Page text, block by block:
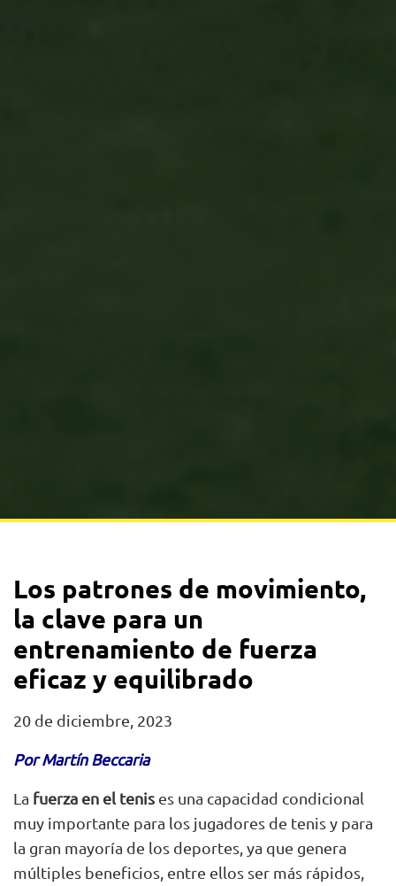
Los patrones de movimiento,
la clave para un
entrenamiento de fuerza
eficaz y equilibrado
20 de diciembre, 2023
Por Martín Beccaria
La fuerza en el tenis es una capacidad condicional
muy importante para los jugadores de tenis y para
la gran mayoría de los deportes, ya que genera
múltiples beneficios, entre ellos ser más rápidos,